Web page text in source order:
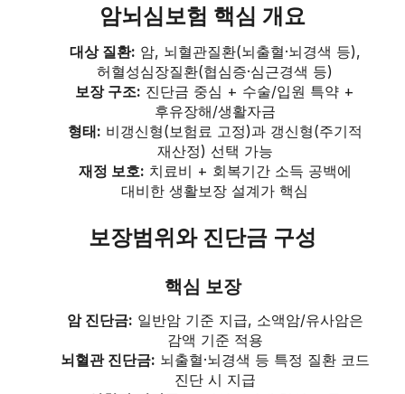
암뇌심보험 핵심 개요
대상 질환: 암, 뇌혈관질환(뇌출혈·뇌경색 등),
허혈성심장질환(협심증·심근경색 등)
보장 구조: 진단금 중심 + 수술/입원 특약 +
후유장해/생활자금
형태: 비갱신형(보험료 고정)과 갱신형(주기적
재산정) 선택 가능
재정 보호: 치료비 + 회복기간 소득 공백에
대비한 생활보장 설계가 핵심
보장범위와 진단금 구성
핵심 보장
암 진단금: 일반암 기준 지급, 소액암/유사암은
감액 기준 적용
뇌혈관 진단금: 뇌출혈·뇌경색 등 특정 질환 코드
진단 시 지급